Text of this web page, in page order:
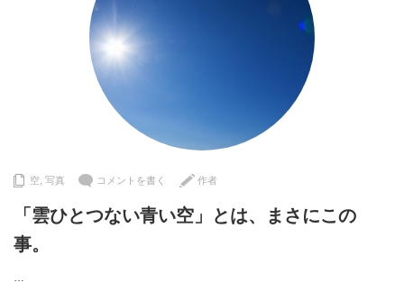
空 写真 コメントを書く 作者
「雲ひとつない青い空」とは、まさにこの
事。
…